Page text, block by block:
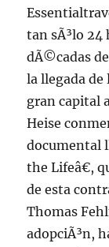
tan sÃ³lo 24
dÃ©cadas
la llegada de
gran capital
Heise
documental
the Lifeâ€,
de esta
Thomas
adopciÃ³n,